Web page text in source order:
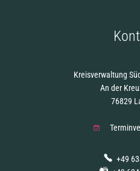
Kreisverwaltung
An der
76829
+49